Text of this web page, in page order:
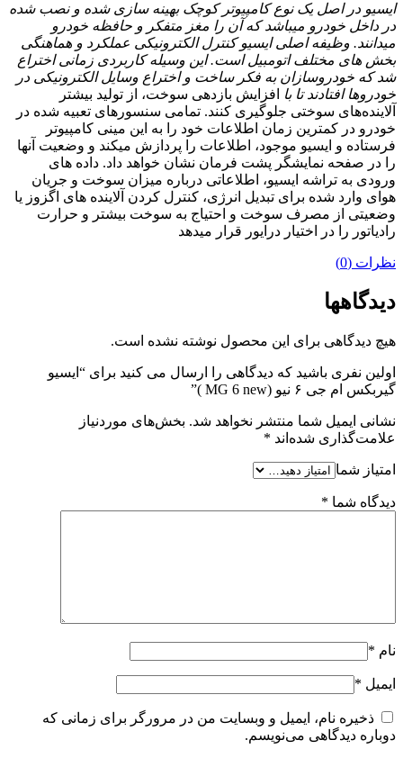
ایسیو در اصل یک نوع کامپیوتر کوچک بهینه سازی شده و نصب شده
در داخل خودرو میباشد که آن را مغز متفکر و حافظه خودرو
میدانند. وظیفه اصلی ایسیو کنترل الکترونیکی عملکرد و هماهنگی
بخش های مختلف اتومبیل است. این وسیله کاربردی زمانی اختراع
شد که خودروسازان به فکر ساخت و اختراع وسایل الکترونیکی در
خودروها افتادند تا با
افزایش بازدهی سوخت، از تولید بیشتر
آلاینده‌های سوختی جلوگیری کنند. تمامی سنسورهای تعبیه شده در
خودرو در کمترین زمان اطلاعات خود را به این مینی کامپیوتر
فرستاده و ایسیو موجود، اطلاعات را پردازش میکند و وضعیت آنها
را در صفحه نمایشگر پشت فرمان نشان خواهد داد. داده های
ورودی به تراشه ایسیو، اطلاعاتی درباره میزان سوخت و جریان
هوای وارد شده برای تبدیل انرژی، کنترل کردن آلاینده های اگزوز یا
وضعیتی از مصرف سوخت و احتیاج به سوخت بیشتر و حرارت
رادیاتور را در اختیار درایور قرار میدهد
نظرات (0)
دیدگاهها
هیچ دیدگاهی برای این محصول نوشته نشده است.
اولین نفری باشید که دیدگاهی را ارسال می کنید برای “ایسیو
گیربکس ام جی ۶ نیو (MG 6 new )”
نشانی ایمیل شما منتشر نخواهد شد. بخش‌های موردنیاز
علامت‌گذاری شده‌اند *
امتیاز شما
دیدگاه شما *
نام *
ایمیل *
ذخیره نام، ایمیل و وبسایت من در مرورگر برای زمانی که
دوباره دیدگاهی می‌نویسم.